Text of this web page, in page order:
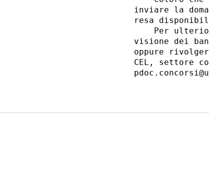
inviare la
resa
Per
visione dei
oppure
CEL, settore